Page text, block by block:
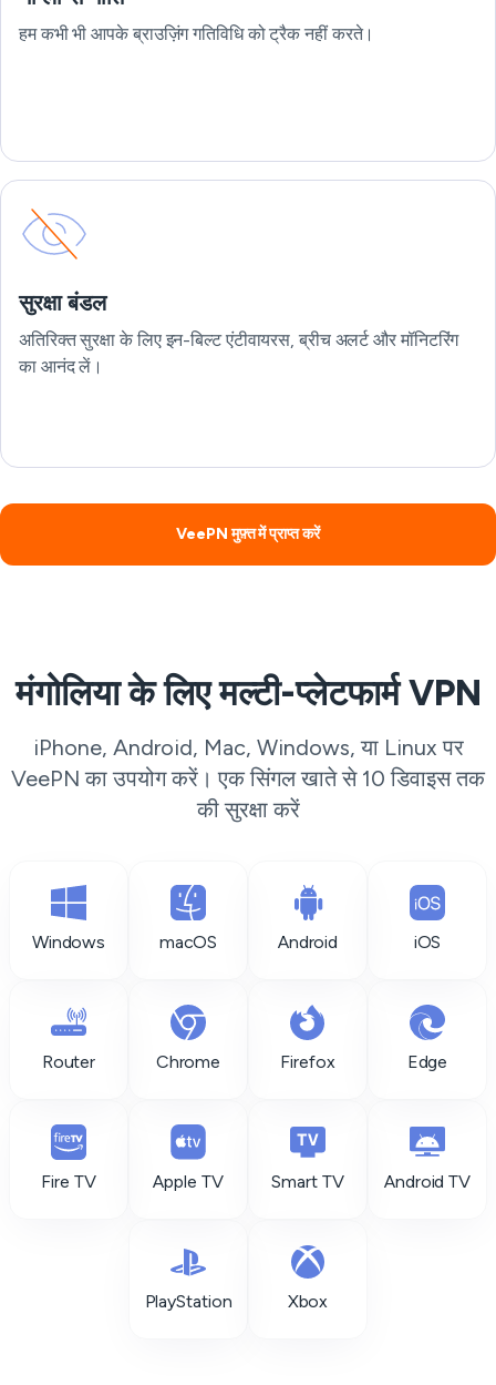
हम कभी भी आपके ब्राउज़िंग गतिविधि को ट्रैक नहीं करते।
सुरक्षा बंडल
अतिरिक्त सुरक्षा के लिए इन-बिल्ट एंटीवायरस, ब्रीच अलर्ट और मॉनिटरिंग
का आनंद लें।
VeePN मुफ़्त में प्राप्त करें
मंगोलिया के लिए मल्टी-प्लेटफार्म VPN
iPhone, Android, Mac, Windows, या Linux पर
VeePN का उपयोग करें। एक सिंगल खाते से 10 डिवाइस तक
की सुरक्षा करें
Windows macOS Android iOS
Router Chrome Firefox Edge
Fire TV Apple TV Smart TV Android TV
PlayStation Xbox